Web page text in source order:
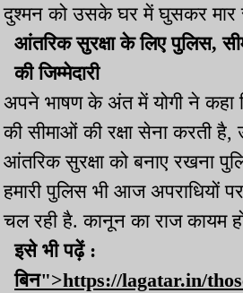
दुश्मन को उसके घर में घुसकर
आंतरिक सुरक्षा के लिए पुलिस,
की जिम्मेदारी
अपने भाषण के अंत में योगी ने कहा
की सीमाओं की रक्षा सेना करती है,
आंतरिक सुरक्षा को बनाए रखना
हमारी पुलिस भी आज अपराधियों
चल रही है. कानून का राज कायम
इसे भी पढ़ें :
बिन">https://lagatar.in/